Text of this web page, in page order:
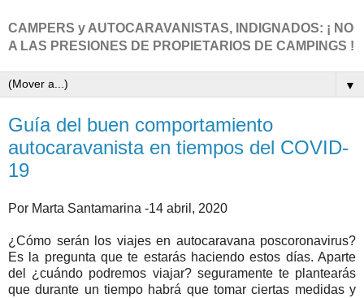
CAMPERS y AUTOCARAVANISTAS, INDIGNADOS: ¡ NO
A LAS PRESIONES DE PROPIETARIOS DE CAMPINGS !
▼
Guía del buen comportamiento
autocaravanista en tiempos del COVID-
19
Por Marta Santamarina -14 abril, 2020
¿Cómo serán los viajes en autocaravana poscoronavirus?
Es la pregunta que te estarás haciendo estos días. Aparte
del ¿cuándo podremos viajar? seguramente te plantearás
que durante un tiempo habrá que tomar ciertas medidas y